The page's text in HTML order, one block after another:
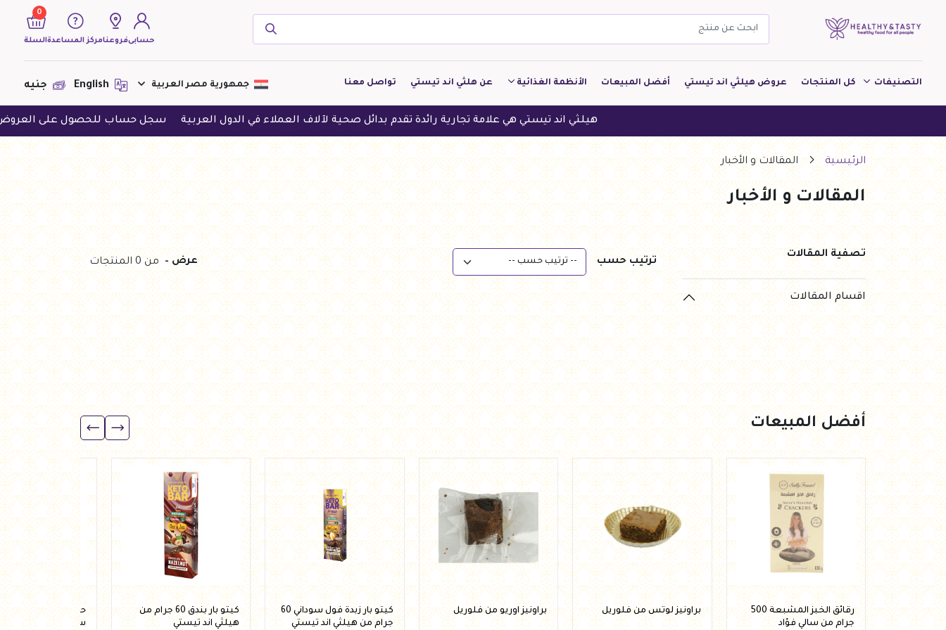
حسابىفروعنامركز المساعدة
0
السلة
لا يوجد منتجات لعرضها فى الوقت
الحالى
التصنيفات
مخبوزات
معجنات Pastry
بقالة
ألبان
بارات طاقة
دواجن
العروض Offers
جزارة
رايس كيك Rice cake
هيلثي كولا
كل المنتجات عروض هيلثي اند تيستي أفضل المبيعات الأنظمة الغذائية
كيتو
منخفض الكربوهيدرات
منخفض البروتين
النباتين
النظام النباتي
عن هلثي اند تيستي تواصل معنا جمهورية مصر العربية جنيه
هيلثي اند تيستي هي علامة تجارية رائدة تقدم بدائل صحية لآلاف العملاء في الدول العربية سجل حساب للحصول على العروض
الرئيسية المقالات و الأخبار
المقالات و الأخبار
تصفية المقالات
اقسام المقالات
ترتيب حسب عرض - من 0 المنتجات
أفضل المبيعات
الشوفان
من لينو
رقائق الخبز المشبعة 500
جرام من سالي فؤاد
براونيز لوتس من فلوريل براونيز اوريو من فلوريل
كيتو بار زبدة فول سوداني 60
جرام من هيلثي اند تيستي
كيتو بار بندق 60 جرام من
هيلثي اند تيستي
حلقات شوفان
ستيفيا 250 جرام من فيردي